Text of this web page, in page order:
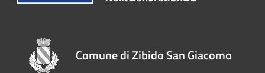
Comune di Zibido San Giacomo